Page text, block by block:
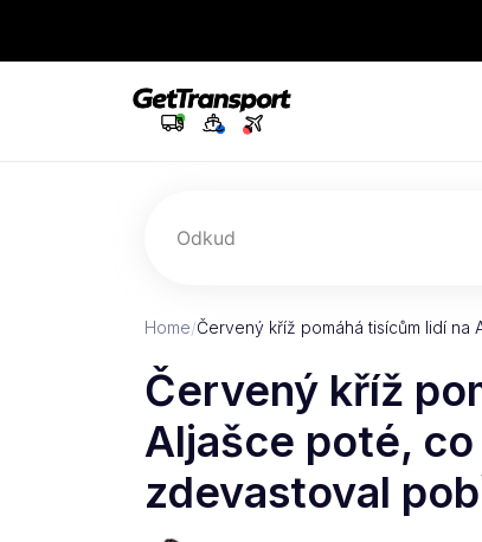
Odkud
Home/Červený kříž pomáhá tisícům lidí
Červený kříž
Aljašce poté,
zdevastoval